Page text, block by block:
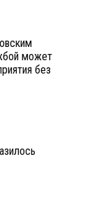
может
без